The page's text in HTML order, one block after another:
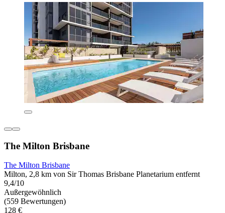
The Milton Brisbane
The Milton Brisbane
Milton, 2,8 km von Sir Thomas Brisbane Planetarium entfernt
9,4/10
Außergewöhnlich
(559 Bewertungen)
128 €